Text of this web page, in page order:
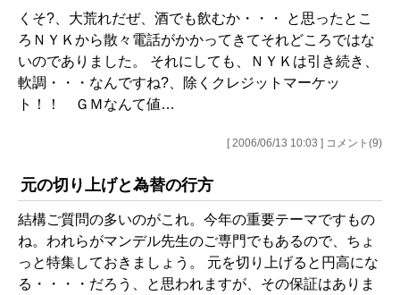
くそ?、大荒れだぜ、酒でも飲むか・・・ と思ったとこ
ろＮＹＫから散々電話がかかってきてそれどころではな
いのでありました。 それにしても、ＮＹＫは引き続き、
軟調・・・なんですね?、除くクレジットマーケッ
ト！！ ＧＭなんて値…
[ 2006/06/13 10:03 ] コメント(9)
元の切り上げと為替の行方
結構ご質問の多いのがこれ。今年の重要テーマですもの
ね。われらがマンデル先生のご専門でもあるので、ちょ
っと特集しておきましょう。 元を切り上げると円高にな
る・・・・だろう、と思われますが、その保証はありま